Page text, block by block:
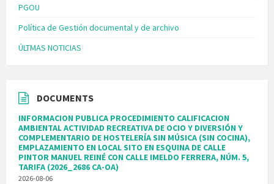
PGOU
Política de Gestión documental y de archivo
ÚLTMAS NOTICIAS
DOCUMENTS
INFORMACION PUBLICA PROCEDIMIENTO CALIFICACION
AMBIENTAL ACTIVIDAD RECREATIVA DE OCIO Y DIVERSIÓN Y
COMPLEMENTARIO DE HOSTELERÍA SIN MÚSICA (SIN COCINA),
EMPLAZAMIENTO EN LOCAL SITO EN ESQUINA DE CALLE
PINTOR MANUEL REINÉ CON CALLE IMELDO FERRERA, NÚM. 5,
TARIFA (2026_2686 CA-OA)
2026-08-06